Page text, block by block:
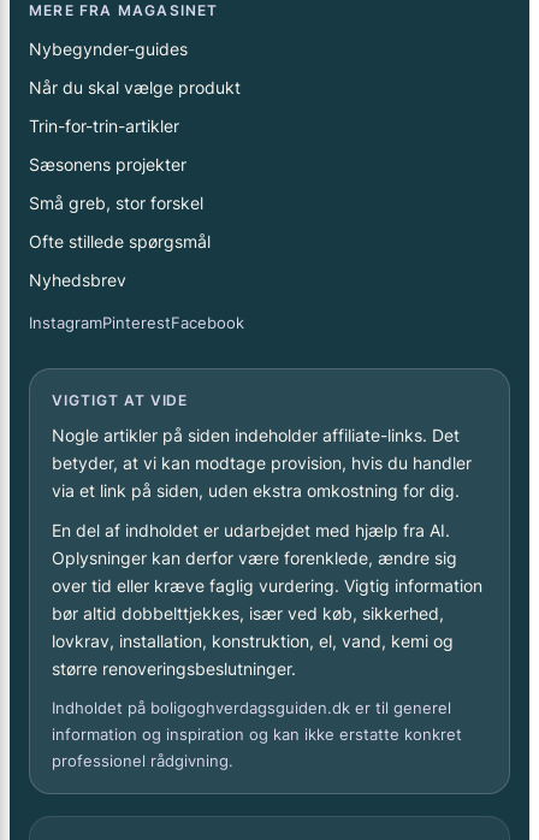
MERE FRA MAGASINET
Nybegynder-guides
Når du skal vælge produkt
Trin-for-trin-artikler
Sæsonens projekter
Små greb, stor forskel
Ofte stillede spørgsmål
Nyhedsbrev
InstagramPinterestFacebook
VIGTIGT AT VIDE
Nogle artikler på siden indeholder affiliate-links. Det
betyder, at vi kan modtage provision, hvis du handler
via et link på siden, uden ekstra omkostning for dig.
En del af indholdet er udarbejdet med hjælp fra AI.
Oplysninger kan derfor være forenklede, ændre sig
over tid eller kræve faglig vurdering. Vigtig information
bør altid dobbelttjekkes, især ved køb, sikkerhed,
lovkrav, installation, konstruktion, el, vand, kemi og
større renoveringsbeslutninger.
Indholdet på boligoghverdagsguiden.dk er til generel
information og inspiration og kan ikke erstatte konkret
professionel rådgivning.